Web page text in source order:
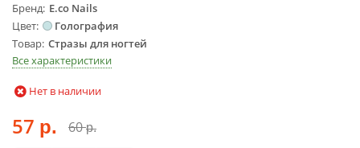
Инструменты
Лампа-лупа
Лампы
Пылесосы
Стерилизаторы
Фрезы и
Бренд E.co Nails
Цвет
Голография
Товар Стразы для ногтей
Все характеристики
Нет в наличии
57 р. 60р.